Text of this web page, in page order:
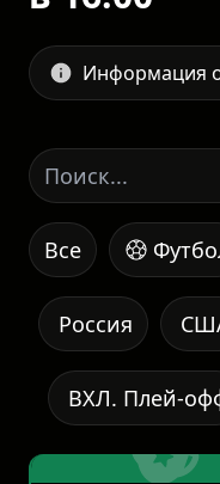
Информация
Все
Россия
ВХЛ. Плей-